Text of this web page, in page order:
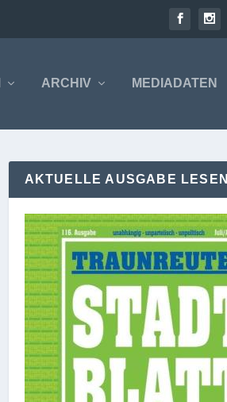
ARCHIV MEDIADATEN
AKTUELLE AUSGABE LESEN